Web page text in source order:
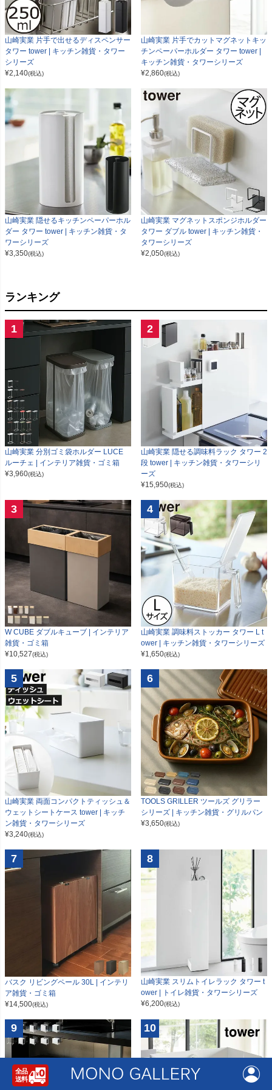
山崎実業 片手で出せるディスペンサー
タワー tower | キッチン雑貨・タワー
シリーズ
¥2,140(税込)
山崎実業 片手でカットマグネットキッ
チンペーパーホルダー タワー tower |
キッチン雑貨・タワーシリーズ
¥2,860(税込)
山崎実業 隠せるキッチンペーパーホル
ダー タワー tower | キッチン雑貨・タ
ワーシリーズ
¥3,350(税込)
山崎実業 マグネットスポンジホルダー
タワー ダブル tower | キッチン雑貨・
タワーシリーズ
¥2,050(税込)
ランキング
1
山崎実業 分別ゴミ袋ホルダー LUCE
ルーチェ | インテリア雑貨・ゴミ箱
¥3,960(税込)
2
山崎実業 隠せる調味料ラック タワー 2
段 tower | キッチン雑貨・タワーシリ
ーズ
¥15,950(税込)
3
W CUBE ダブルキューブ | インテリア
雑貨・ゴミ箱
¥10,527(税込)
4
山崎実業 調味料ストッカー タワー L t
ower | キッチン雑貨・タワーシリーズ
¥1,650(税込)
5
山崎実業 両面コンパクトティッシュ＆
ウェットシートケース tower | キッチ
ン雑貨・タワーシリーズ
¥3,240(税込)
6
TOOLS GRILLER ツールズ グリラー
シリーズ | キッチン雑貨・グリルパン
¥3,650(税込)
7
バスク リビングペール 30L | インテリ
ア雑貨・ゴミ箱
¥14,500(税込)
8
山崎実業 スリムトイレラック タワー t
ower | トイレ雑貨・タワーシリーズ
¥6,200(税込)
9 10